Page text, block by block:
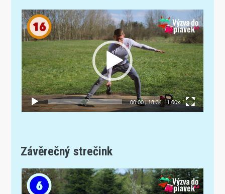
Video
přehrávač
00:00|18:34 1.00x
Závěrečný strečink
Video
přehrávač